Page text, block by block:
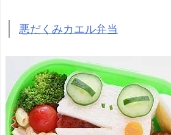
悪だくみカエル弁当